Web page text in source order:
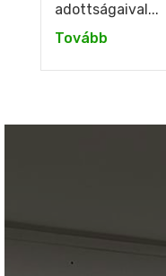
adottságaival...
Tovább